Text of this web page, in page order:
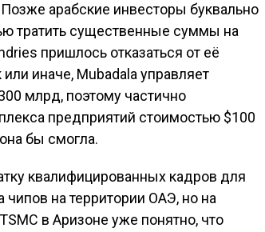
арабские инвесторы буквально
тратить существенные суммы на
пришлось отказаться от её
иначе, Mubadala управляет
млрд, поэтому частично
предприятий стоимостью $100
бы смогла.
квалифицированных кадров для
чипов на территории ОАЭ, но на
в Аризоне уже понятно, что